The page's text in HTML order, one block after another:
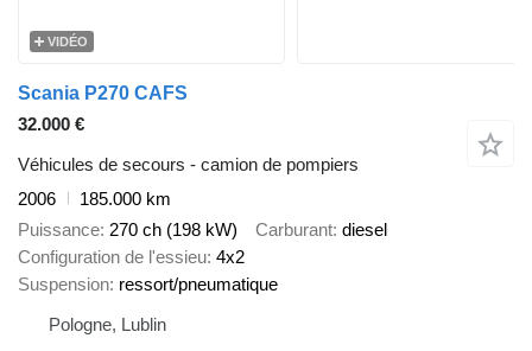
VIDÉO
Scania P270 CAFS
32.000 €
Véhicules de secours - camion de pompiers
2006
185.000 km
Puissance 270 ch (198 kW) Carburant diesel
Configuration de l'essieu 4x2
Suspension ressort/pneumatique
Pologne, Lublin